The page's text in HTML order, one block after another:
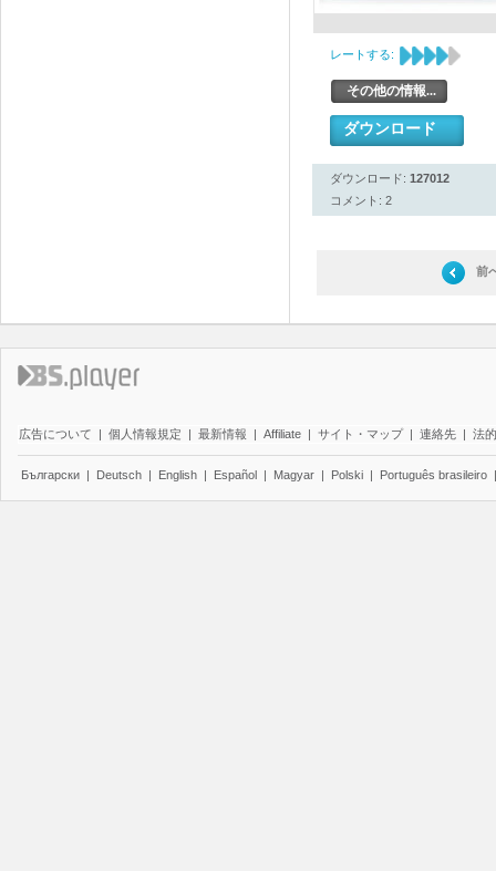
レートする:
その他の情報...
ダウンロード
ダウンロード: 127012
コメント: 2
前
広告について | 個人情報規定 | 最新情報 | Affiliate | サイト・マップ | 連絡先 | 法
Български | Deutsch | English | Español | Magyar | Polski | Português brasileiro